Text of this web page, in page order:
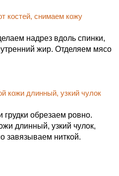
надрез вдоль спинки,
жир. Отделяем мясо
грудки обрезаем ровно.
длинный, узкий чулок,
завязываем ниткой.